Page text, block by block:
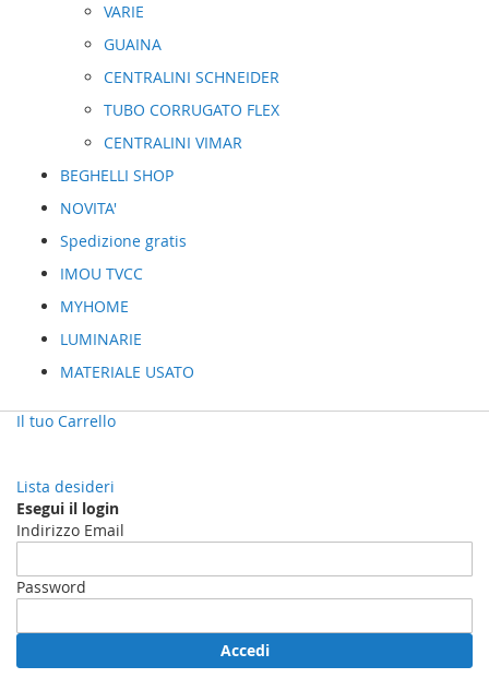
VARIE
GUAINA
CENTRALINI SCHNEIDER
TUBO CORRUGATO FLEX
CENTRALINI VIMAR
BEGHELLI SHOP
NOVITA'
Spedizione gratis
IMOU TVCC
MYHOME
LUMINARIE
MATERIALE USATO
Il tuo Carrello
Lista desideri
Esegui il login
Indirizzo Email
Password
Accedi